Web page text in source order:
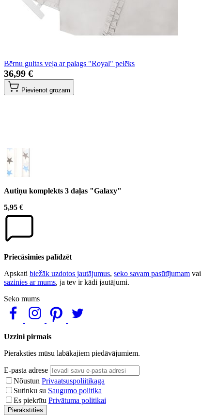
Bērnu gultas veļa ar palags "Royal" pelēks
36,99 €
Pievienot grozam
Autiņu komplekts 3 daļas "Galaxy"
5,95 €
Priecāsimies palīdzēt
Apskati biežāk uzdotos jautājumus, seko savam pasūtījumam vai
sazinies ar mums, ja tev ir kādi jautājumi.
Seko mums
Uzzini pirmais
Pieraksties mūsu labākajiem piedāvājumiem.
E-pasta adrese
Nõustun Privaatsuspoliitikaga
Sutinku su Saugumo politika
Es piekrītu Privātuma politikai
Pierakstīties